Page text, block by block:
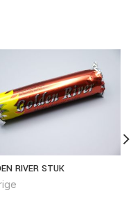
RIVER STUK